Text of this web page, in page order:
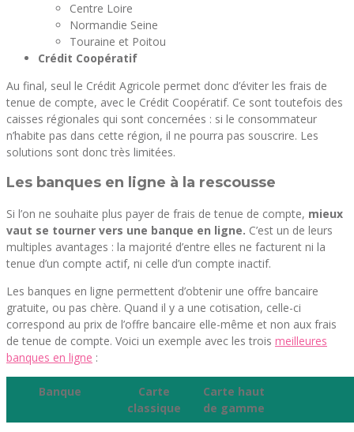
Centre Loire
Normandie Seine
Touraine et Poitou
Crédit Coopératif
Au final, seul le Crédit Agricole permet donc d’éviter les frais de
tenue de compte, avec le Crédit Coopératif. Ce sont toutefois des
caisses régionales qui sont concernées : si le consommateur
n’habite pas dans cette région, il ne pourra pas souscrire. Les
solutions sont donc très limitées.
Les banques en ligne à la rescousse
Si l’on ne souhaite plus payer de frais de tenue de compte, mieux
vaut se tourner vers une banque en ligne. C’est un de leurs
multiples avantages : la majorité d’entre elles ne facturent ni la
tenue d’un compte actif, ni celle d’un compte inactif.
Les banques en ligne permettent d’obtenir une offre bancaire
gratuite, ou pas chère. Quand il y a une cotisation, celle-ci
correspond au prix de l’offre bancaire elle-même et non aux frais
de tenue de compte. Voici un exemple avec les trois meilleures
banques en ligne :
Banque
Carte
classique
Carte haut
de gamme